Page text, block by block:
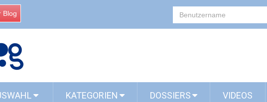
Blog
KATEGORIEN DOSSIERS VIDEOS